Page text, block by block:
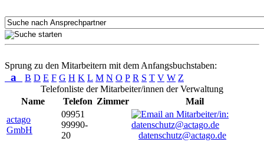
Sprung zu den Mitarbeitern mit dem Anfangsbuchstaben:
a B D E F G H K L M N O P R S T V W Z
Telefonliste der Mitarbeiter/innen der Verwaltung
Name
Telefon Zimmer
Mail
actago
GmbH
09951
99990-
20
datenschutz@actago.de